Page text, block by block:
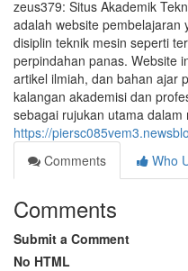
zeus379: Situs Akademik
adalah website pembelajaran
disiplin teknik mesin seperti
perpindahan panas. Website
artikel ilmiah, dan bahan ajar
kalangan akademisi dan
sebagai rujukan utama dalam
https://
Comments
Who
Comments
Submit a Comment
No HTML